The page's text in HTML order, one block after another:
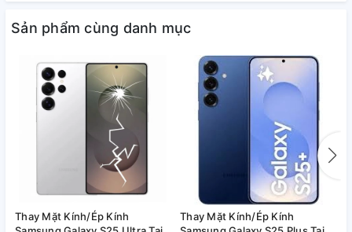
Sản phẩm cùng danh mục
Thay Mặt Kính/Ép Kính
Thay Mặt Kính/Ép Kính